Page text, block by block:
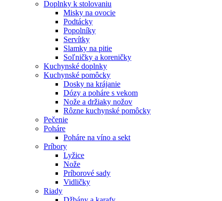
Doplnky k stolovaniu
Misky na ovocie
Podtácky
Popolníky
Servítky
Slamky na pitie
Soľničky a koreničky
Kuchynské doplnky
Kuchynské pomôcky
Dosky na krájanie
Dózy a poháre s vekom
Nože a držiaky nožov
Rôzne kuchynské pomôcky
Pečenie
Poháre
Poháre na víno a sekt
Príbory
Lyžice
Nože
Príborové sady
Vidličky
Riady